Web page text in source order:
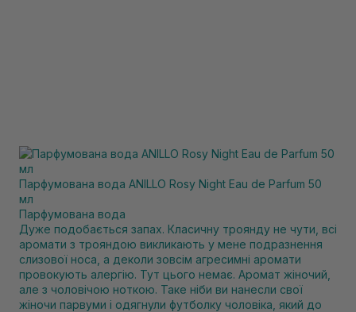
Парфумована вода ANILLO Rosy Night Eau de Parfum 50
мл
Парфумована вода
Дуже подобається запах. Класичну троянду не чути, всі
аромати з трояндою викликають у мене подразнення
слизової носа, а деколи зовсім агресимні аромати
провокують алергію. Тут цього немає. Аромат жіночий,
але з чоловічою ноткою. Таке ніби ви нанесли свої
жіночи парвуми і одягнули футболку чоловіка, який до